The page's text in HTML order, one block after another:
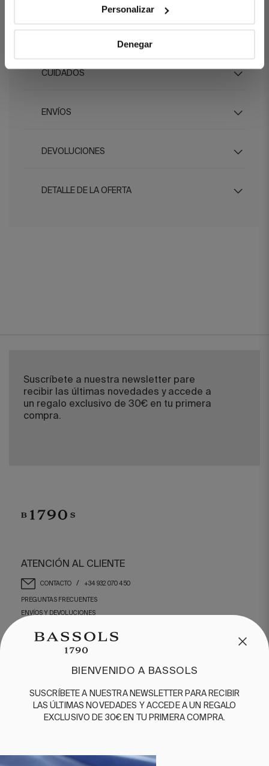
Personalizar
Denegar
CUIDADOS
ENVÍOS
DEVOLUCIONES
DETALLE DE LA OFERTA
Suscríbete a nuestra newsletter pare
recibir las últimas novedades y accede a
un regalo exclusivo de 30€ en tu primera
compra.
NUESTRA HISTORIA
SOMOS SOSTENIBLES
BASSOLS BUSINESS
ATENCIÓN AL CLIENTE
CONTACTO / +34 932 070 450
PREGUNTAS FRECUENTES
ENVÍOS Y DEVOLUCIONES
ENGLISH ESPAÑOL FRANÇAIS
SÍGUENOS
BIENVENIDO A BASSOLS
SUSCRÍBETE A NUESTRA NEWSLETTER PARA RECIBIR
LAS ÚLTIMAS NOVEDADES Y ACCEDE A UN REGALO
EXCLUSIVO DE 30€ EN TU PRIMERA COMPRA.